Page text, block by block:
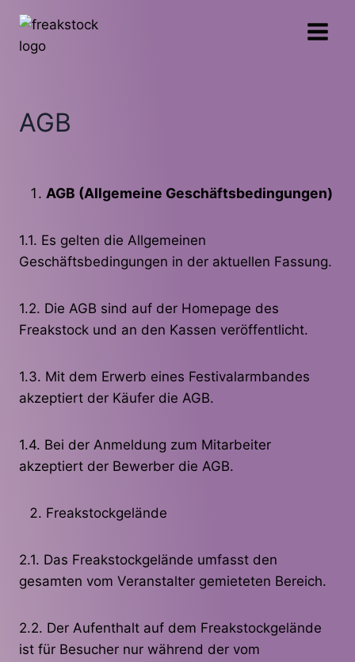
Inhalt
springen
AGB
AGB (Allgemeine Geschäftsbedingungen)
1.1. Es gelten die Allgemeinen
Geschäftsbedingungen in der aktuellen Fassung.
1.2. Die AGB sind auf der Homepage des
Freakstock und an den Kassen veröffentlicht.
1.3. Mit dem Erwerb eines Festivalarmbandes
akzeptiert der Käufer die AGB.
1.4. Bei der Anmeldung zum Mitarbeiter
akzeptiert der Bewerber die AGB.
Freakstockgelände
2.1. Das Freakstockgelände umfasst den
gesamten vom Veranstalter gemieteten Bereich.
2.2. Der Aufenthalt auf dem Freakstockgelände
ist für Besucher nur während der vom